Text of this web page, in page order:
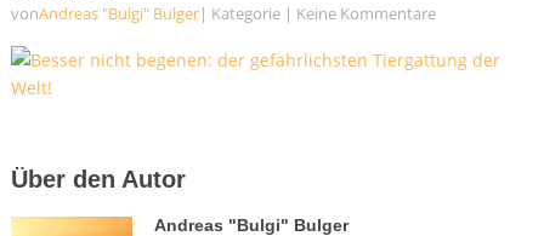
vonAndreas "Bulgi" Bulger| Kategorie| Keine Kommentare
Über den Autor
Andreas "Bulgi" Bulger